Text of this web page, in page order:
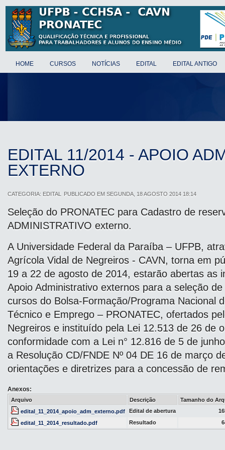
HOME CURSOS NOTÍCIAS EDITAL EDITAL ANTIGO
EDITAL 11/2014 - APOIO
EXTERNO
CATEGORIA: EDITAL PUBLICADO EM SEGUNDA, 18 AGOSTO 2014 18:14
Seleção do PRONATEC para Cadastro de
ADMINISTRATIVO externo.
A Universidade Federal da Paraíba – UFPB,
Agrícola Vidal de Negreiros - CAVN, torna em
19 a 22 de agosto de 2014, estarão abertas as
Apoio Administrativo externos para a seleção
cursos do Bolsa-Formação/Programa Nacional
Técnico e Emprego – PRONATEC, ofertados
Negreiros e instituído pela Lei 12.513 de 26 de
conformidade com a Lei n° 12.816 de 5 de
a Resolução CD/FNDE Nº 04 DE 16 de março
orientações e diretrizes para a concessão de
Anexos:
Arquivo Descrição
Tamanho do
edital_11_2014_apoio_adm_externo.pdf
Edital de abertura
edital_11_2014_resultado.pdf
Resultado